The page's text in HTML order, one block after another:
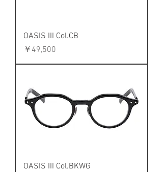
OASIS III Col.CB
価格
￥49,500
OASIS III Col.BKWG